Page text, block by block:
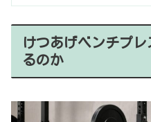
けつあげベンチプ
るのか